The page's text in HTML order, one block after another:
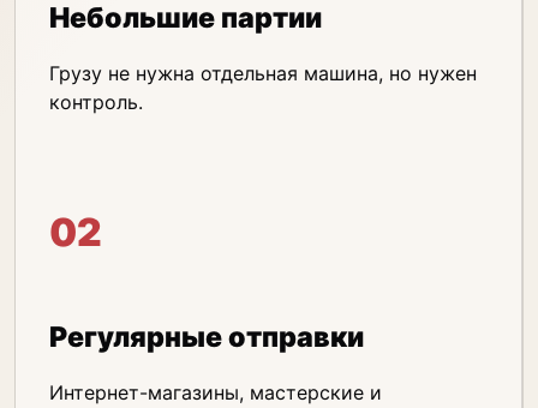
Небольшие партии
Грузу не нужна отдельная машина, но нужен
контроль.
02
Регулярные отправки
Интернет-магазины, мастерские и